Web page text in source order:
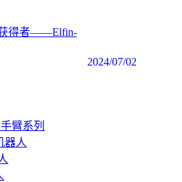
获得者——Elfin-
2024/07/02
臂系列
器人